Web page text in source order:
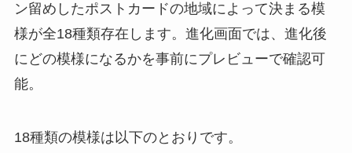
ン留めしたポストカードの地域によって決まる模
様が全18種類存在します。進化画面では、進化後
にどの模様になるかを事前にプレビューで確認可
能。
18種類の模様は以下のとおりです。